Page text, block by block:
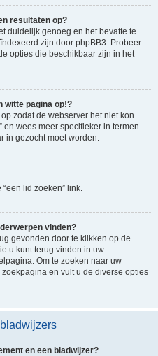
resultaten op?
duidelijk genoeg en het bevatte te
zijn door phpBB3. Probeer
opties die beschikbaar zijn in het
witte pagina op!?
zodat de webserver het niet kon
en wees meer specifieker in termen
in gezocht moet worden.
lid zoeken” link.
vinden?
gevonden door te klikken op de
u kunt terug vinden in uw
Om te zoeken naar uw
en vult u de diverse opties
en een bladwijzer?